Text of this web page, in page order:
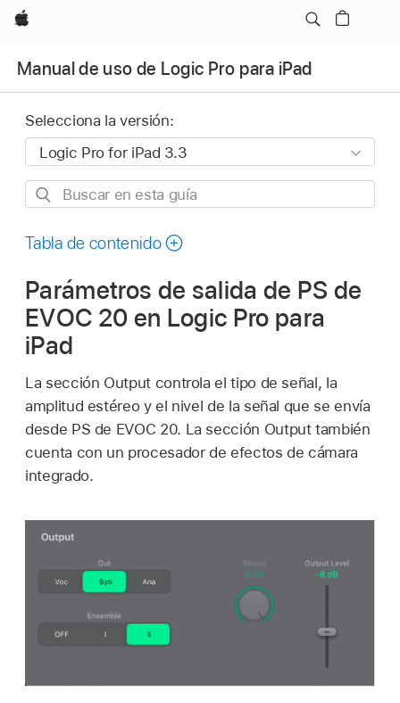
Apple
Manual de uso de Logic Pro para iPad
Selecciona la versión:
Buscar
esta
Tabla de contenido
Parámetros de salida de PS de
EVOC 20 en Logic Pro para
iPad
La sección Output controla el tipo de señal, la
amplitud estéreo y el nivel de la señal que se envía
desde PS de EVOC 20. La sección Output también
cuenta con un procesador de efectos de cámara
integrado.